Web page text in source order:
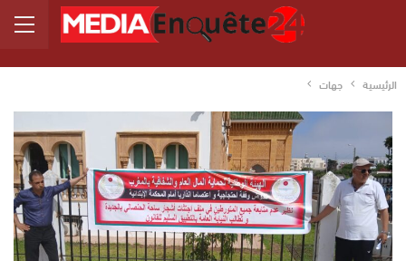
الرئيسية جهات